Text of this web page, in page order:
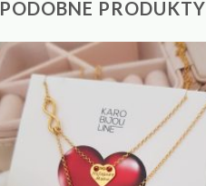
PODOBNE PRODUKTY